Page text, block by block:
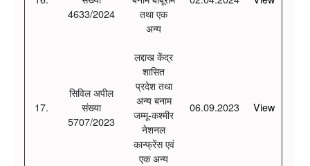
4633/2024
तथा एक
अन्य
17.
सिविल अपील
संख्या
5707/2023
लद्दाख केंद्र
शासित
प्रदेश तथा
अन्य बनाम
जम्मू-कश्मीर
नेशनल
कान्फ्रेंस एवं
एक अन्य
06.09.2023 View